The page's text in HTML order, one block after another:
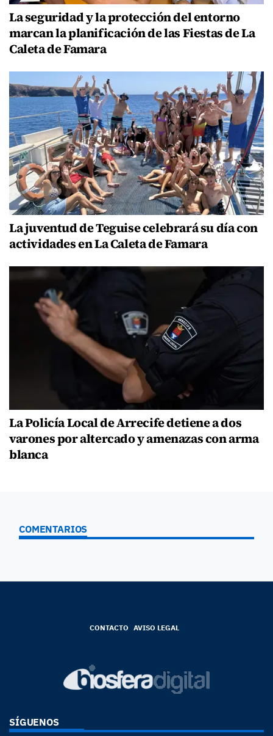
La seguridad y la protección del entorno
marcan la planificación de las Fiestas de La
Caleta de Famara
La juventud de Teguise celebrará su día con
actividades en La Caleta de Famara
La Policía Local de Arrecife detiene a dos
varones por altercado y amenazas con arma
blanca
COMENTARIOS
CONTACTO AVISO LEGAL
SÍGUENOS